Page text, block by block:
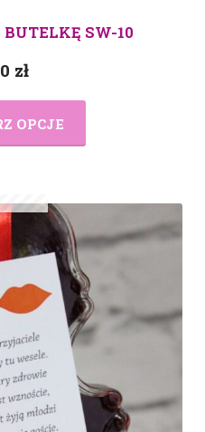
SW-10
zł
OPCJE